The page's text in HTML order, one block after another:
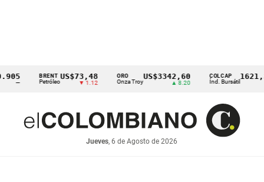
BRENT
Petróleo
US$73,48
▼ 1.12
ORO
Onza Troy
US$3342,60 COLCAP
Índ. Bursátil
1621,34
Jueves, 6 de Agosto de 2026